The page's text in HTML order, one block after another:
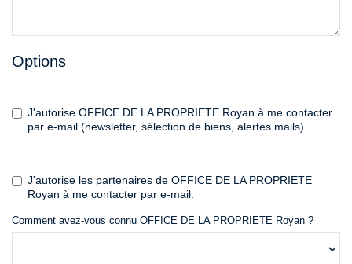
Options
J'autorise OFFICE DE LA PROPRIETE Royan à me contacter
par e-mail (newsletter, sélection de biens, alertes mails)
J'autorise les partenaires de OFFICE DE LA PROPRIETE
Royan à me contacter par e-mail.
Comment avez-vous connu OFFICE DE LA PROPRIETE Royan ?